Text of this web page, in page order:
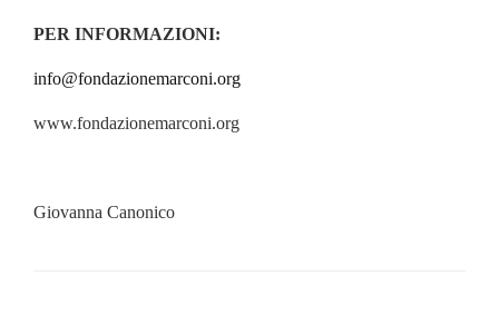
PER INFORMAZIONI:
info@fondazionemarconi.org
www.fondazionemarconi.org
Giovanna Canonico